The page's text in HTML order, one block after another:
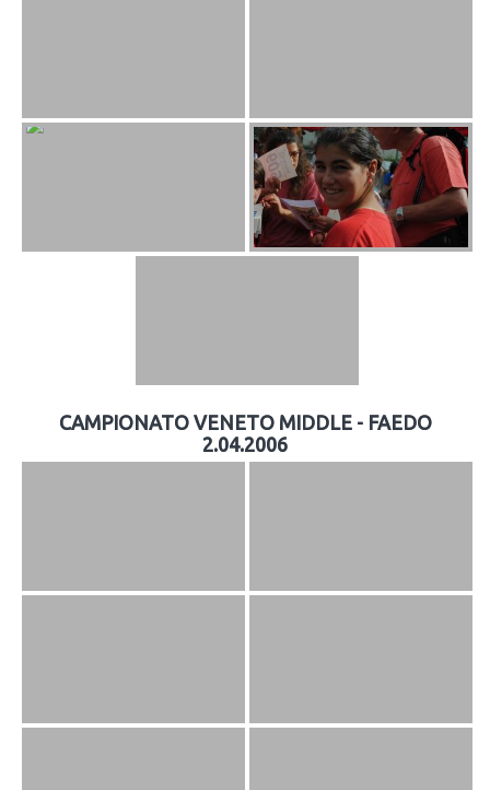
CAMPIONATO VENETO MIDDLE - FAEDO
2.04.2006